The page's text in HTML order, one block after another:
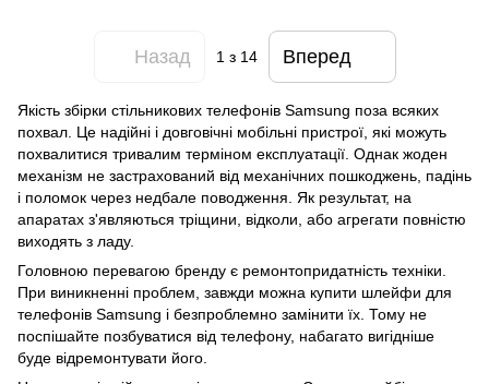
Назад 1з 14 Вперед
Якість збірки стільникових телефонів Samsung поза всяких
похвал. Це надійні і довговічні мобільні пристрої, які можуть
похвалитися тривалим терміном експлуатації. Однак жоден
механізм не застрахований від механічних пошкоджень, падінь
і поломок через недбале поводження. Як результат, на
апаратах з'являються тріщини, відколи, або агрегати повністю
виходять з ладу.
Головною перевагою бренду є ремонтопридатність техніки.
При виникненні проблем, завжди можна купити шлейфи для
телефонів Samsung і безпроблемно замінити їх. Тому не
поспішайте позбуватися від телефону, набагато вигідніше
буде відремонтувати його.